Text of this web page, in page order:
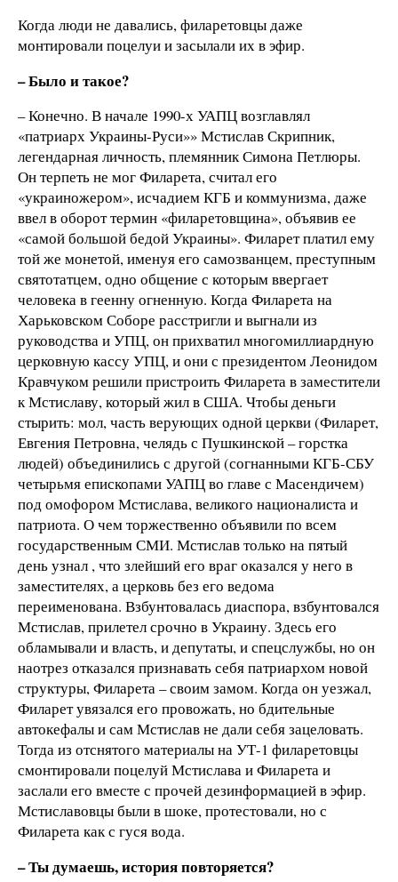
Когда люди не давались, филаретовцы даже
монтировали поцелуи и засылали их в эфир.
– Было и такое?
– Конечно. В начале 1990-х УАПЦ возглавлял
«патриарх Украины-Руси»» Мстислав Скрипник,
легендарная личность, племянник Симона Петлюры.
Он терпеть не мог Филарета, считал его
«украиножером», исчадием КГБ и коммунизма, даже
ввел в оборот термин «филаретовщина», объявив ее
«самой большой бедой Украины». Филарет платил ему
той же монетой, именуя его самозванцем, преступным
святотатцем, одно общение с которым ввергает
человека в геенну огненную. Когда Филарета на
Харьковском Соборе расстригли и выгнали из
руководства и УПЦ, он прихватил многомиллиардную
церковную кассу УПЦ, и они с президентом Леонидом
Кравчуком решили пристроить Филарета в заместители
к Мстиславу, который жил в США. Чтобы деньги
стырить: мол, часть верующих одной церкви (Филарет,
Евгения Петровна, челядь с Пушкинской – горстка
людей) объединились с другой (согнанными КГБ-СБУ
четырьмя епископами УАПЦ во главе с Масендичем)
под омофором Мстислава, великого националиста и
патриота. О чем торжественно объявили по всем
государственным СМИ. Мстислав только на пятый
день узнал , что злейший его враг оказался у него в
заместителях, а церковь без его ведома
переименована. Взбунтовалась диаспора, взбунтовался
Мстислав, прилетел срочно в Украину. Здесь его
обламывали и власть, и депутаты, и спецслужбы, но он
наотрез отказался признавать себя патриархом новой
структуры, Филарета – своим замом. Когда он уезжал,
Филарет увязался его провожать, но бдительные
автокефалы и сам Мстислав не дали себя зацеловать.
Тогда из отснятого материалы на УТ-1 филаретовцы
смонтировали поцелуй Мстислава и Филарета и
заслали его вместе с прочей дезинформацией в эфир.
Мстиславовцы были в шоке, протестовали, но с
Филарета как с гуся вода.
– Ты думаешь, история повторяется?